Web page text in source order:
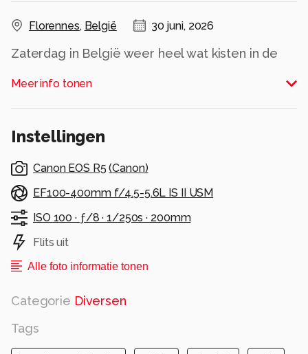
Florennes, België 30 juni, 2026
Zaterdag in België weer heel wat kisten in de
stammen nog uit de tweede wereldoorlog. Voor
is de Curtis P-40 Warhawk en achter natuurlijk de
Mooi dat ze nog vliegend te zien zijn.
Jos
Alle rechten voorbehouden
Meer info tonen
Instellingen
Canon EOS R5 (Canon)
EF100-400mm f/4.5-5.6L IS II USM
ISO 100 · ƒ/8 ·1/250s · 200mm
Flits uit
Alle foto informatie tonen
Categorie Diversen
Tags